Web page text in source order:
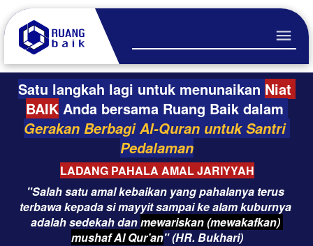
Satu langkah lagi untuk menunaikan Niat
BAIK Anda
Gerakan Berbagi Al-Quran untuk Santri
Pedalaman
LADANG PAHALA AMAL JARIYYAH
"Salah satu amal kebaikan yang pahalanya terus
terbawa kepada si mayyit sampai ke alam kuburnya
adalah sedekah dan mewariskan (mewakafkan)
mushaf Al Qur’an" (HR. Bukhari)